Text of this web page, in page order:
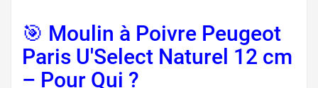
🎯 Moulin à Poivre Peugeot
Paris U'Select Naturel 12 cm
– Pour Qui ?